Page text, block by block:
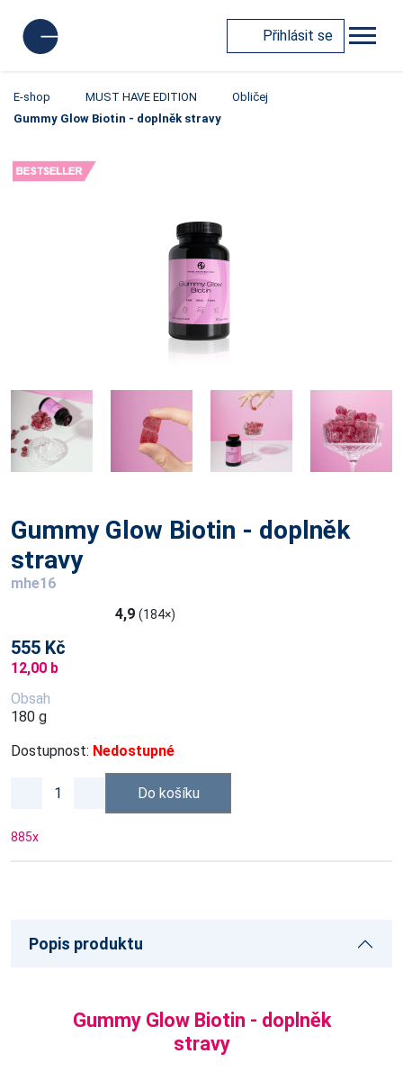
Přihlásit se
E-shop MUST HAVE EDITION
Obličej
Gummy Glow Biotin - doplněk stravy
Gummy Glow Biotin - doplněk
stravy
mhe16
4,9 (184×)
555 Kč
12,00 b
Obsah
180 g
Dostupnost: Nedostupné
Do košíku
885x
Popis produktu
Gummy Glow Biotin - doplněk
stravy